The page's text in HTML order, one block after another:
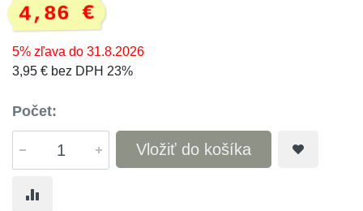
4,86 €
5% zľava do 31.8.2026
3,95 € bez DPH 23%
Počet:
Vložiť do košíka